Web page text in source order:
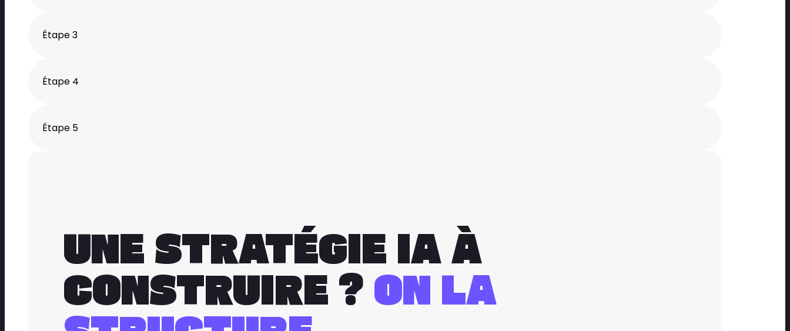
Étape 3
Étape 4
Étape 5
UNE STRATÉGIE IA À
CONSTRUIRE ? ON LA